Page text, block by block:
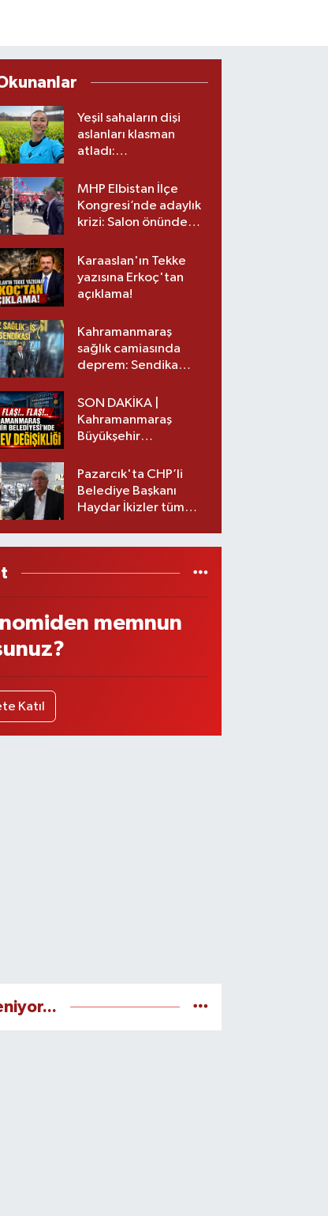
Yeşil sahaların dişi
aslanları klasman
atladı:
üst lige iki transfer!
MHP Elbistan İlçe
Kongresi’nde adaylık
krizi: Salon önünde
Karaaslan'ın Tekke
yazısına Erkoç'tan
açıklama!
Kahramanmaraş
sağlık camiasında
deprem: Sendika
SON DAKİKA |
Kahramanmaraş
Büyükşehir
görev değişikliği!
Pazarcık'ta CHP’li
Belediye Başkanı
Haydar İkizler tüm
memnun
Katıl